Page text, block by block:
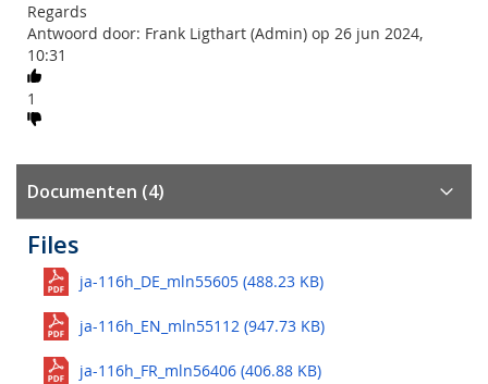
Regards
Antwoord door: Frank Ligthart (Admin) op 26 jun 2024,
10:31
1
Documenten (4)
Files
ja-116h_DE_mln55605 (488.23 KB)
ja-116h_EN_mln55112 (947.73 KB)
ja-116h_FR_mln56406 (406.88 KB)